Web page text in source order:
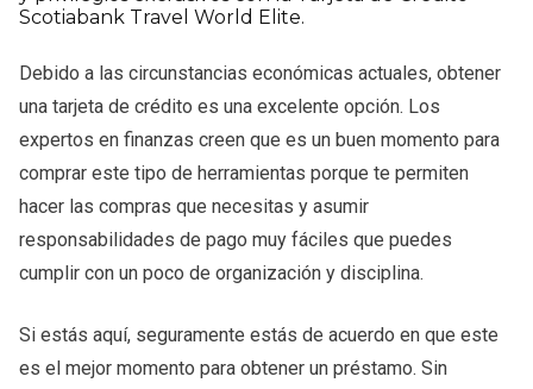
Scotiabank Travel World Elite.
Debido a las circunstancias económicas actuales, obtener
una tarjeta de crédito es una excelente opción. Los
expertos en finanzas creen que es un buen momento para
comprar este tipo de herramientas porque te permiten
hacer las compras que necesitas y asumir
responsabilidades de pago muy fáciles que puedes
cumplir con un poco de organización y disciplina.
Si estás aquí, seguramente estás de acuerdo en que este
es el mejor momento para obtener un préstamo. Sin